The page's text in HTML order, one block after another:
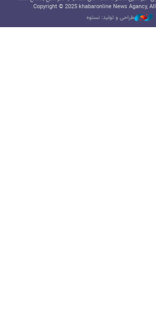
Copyright © 2025 khabaronline News Agancy,
طراحی و تولید: نستوه